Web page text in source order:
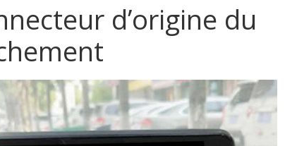
d’origine du